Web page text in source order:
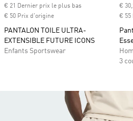
€ 21 Dernier prix le plus bas
€ 50 Prix d'origine
PANTALON TOILE ULTRA-
EXTENSIBLE FUTURE ICONS
Enfants Sportswear
€
€ 55
3